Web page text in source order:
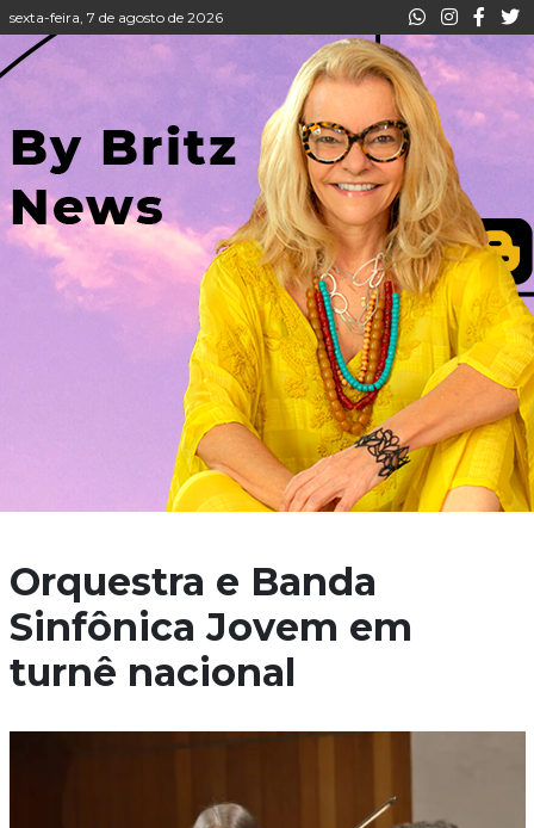
sexta-feira, 7 de agosto de 2026
Orquestra e Banda
Sinfônica Jovem em
turnê nacional